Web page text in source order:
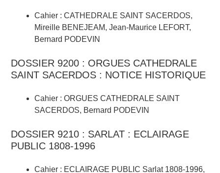
Cahier : CATHEDRALE SAINT SACERDOS,
Mireille BENEJEAM, Jean-Maurice LEFORT,
Bernard PODEVIN
DOSSIER 9200 : ORGUES CATHEDRALE
SAINT SACERDOS : NOTICE HISTORIQUE
Cahier : ORGUES CATHEDRALE SAINT
SACERDOS, Bernard PODEVIN
DOSSIER 9210 : SARLAT : ECLAIRAGE
PUBLIC 1808-1996
Cahier : ECLAIRAGE PUBLIC Sarlat 1808-1996,